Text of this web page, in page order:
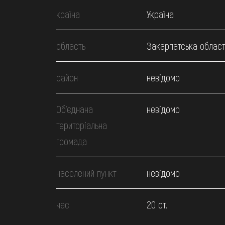
країна Україна
область Закарпатська
район невідомо
Об’єднана
територіальна
громада
невідомо
населений пункт невідомо
час 20 ст.